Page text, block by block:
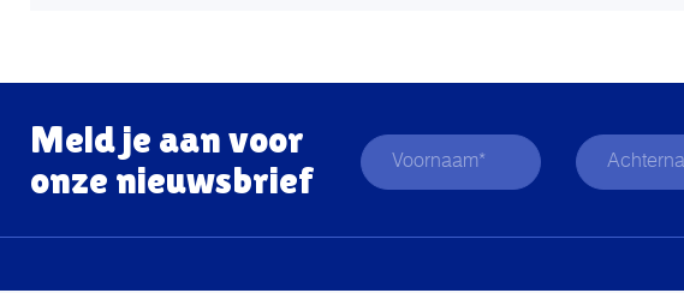
Meld je aan voor
onze nieuwsbrief